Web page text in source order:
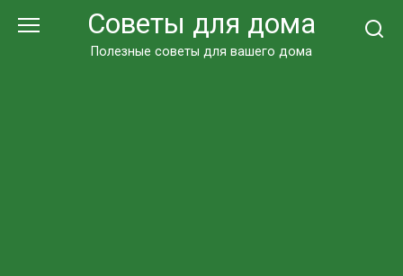
Советы для дома
Полезные советы для вашего дома